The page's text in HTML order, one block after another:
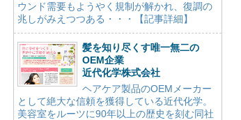
ウンド需要もようやく規制が解かれ、復調の
兆しがみえつつある・・・【記事詳細】
髪を知り尽くす唯一無二の
OEM企業
近代化学株式会社
ヘアケア製品のOEMメーカー
として絶大な信頼を獲得している近代化学。
美容室をルーツに90年以上の歴史を刻む同社